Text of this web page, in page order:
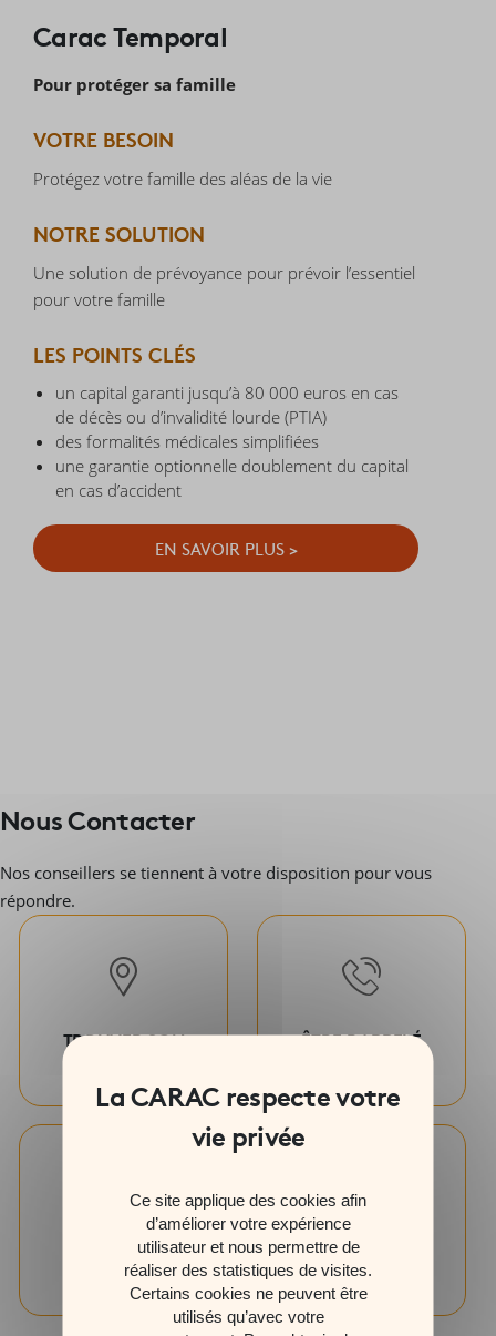
Carac Temporal
Pour protéger sa famille
VOTRE BESOIN
Protégez votre famille des aléas de la vie
NOTRE SOLUTION
Une solution de prévoyance pour prévoir l’essentiel
pour votre famille
LES POINTS CLÉS
un capital garanti jusqu’à 80 000 euros en cas
de décès ou d’invalidité lourde (PTIA)
des formalités médicales simplifiées
une garantie optionnelle doublement du capital
en cas d’accident
EN SAVOIR PLUS >
Nous Contacter
Nos conseillers se tiennent à votre disposition pour vous
répondre.
TROUVER SON
ÊTRE RAPPELÉ
PRENDRE
RENDEZ-VOUS
ENVOYER UN
MESSAGE
Ce site applique des cookies afin
d’améliorer votre expérience
utilisateur et nous permettre de
réaliser des statistiques de visites.
Certains cookies ne peuvent être
utilisés qu’avec votre